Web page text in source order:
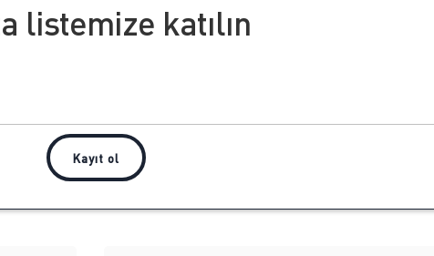
listemize katılın